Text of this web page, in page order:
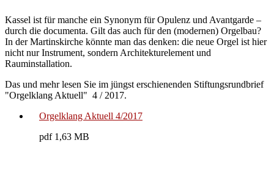
Kassel ist für manche ein Synonym für Opulenz und Avantgarde –
durch die documenta. Gilt das auch für den (modernen) Orgelbau?
In der Martinskirche könnte man das denken: die neue Orgel ist hier
nicht nur Instrument, sondern Architekturelement und
Rauminstallation.
Das und mehr lesen Sie im jüngst erschienenden Stiftungsrundbrief
"Orgelklang Aktuell" 4 / 2017.
Orgelklang Aktuell 4/2017
pdf 1,63 MB